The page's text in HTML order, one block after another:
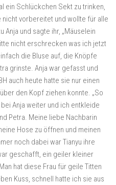
ein Schlückchen Sekt zu trinken,
vorbereitet und wollte für alle
Anja und sagte ihr, „Mäuselein
nicht erschrecken was ich jetzt
die Bluse auf, die Knöpfe
grinste. Anja war gefasst und
auch heute hatte sie nur einen
den Kopf ziehen konnte. „So
Anja weiter und ich entkleide
Petra. Meine liebe Nachbarin
Hose zu öffnen und meinen
noch dabei war Tianyu ihre
geschafft, ein geiler kleiner
hat diese Frau für geile Titten
Kuss, schnell hatte ich sie aus